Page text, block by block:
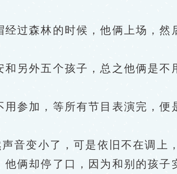
过森林的时候，他俩上场，然
另外五个孩子，总之他俩是不
参加，等所有节目表演完，便
音变小了，可是依旧不在调上
俩却停了口，因为和别的孩子